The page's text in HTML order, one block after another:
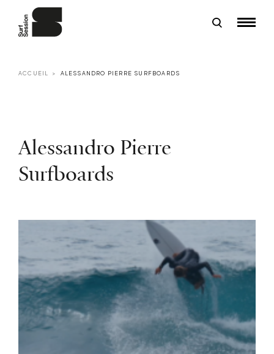
ACCUEIL ALESSANDRO PIERRE SURFBOARDS
Alessandro Pierre
Surfboards